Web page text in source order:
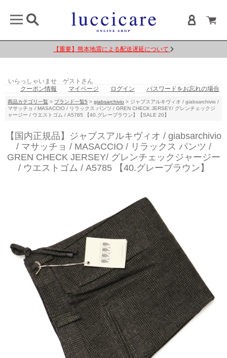
【重要】熊本地震による配送遅延について
いらっしゃいませ ゲストさん
クーポン情報
マイページ ログイン パスワードをお忘れの場合
商品カテゴリ一覧 > ブランド一覧5 > giabsarchivio > ジャブスアルキヴィオ / giabsarchivio /
マサッチョ / MASACCIO / リラックス パンツ / GREN CHECK JERSEY/ グレンチェックジ
ャージー / ウエストゴム / A5785 【40.グレーブラウン】【SALE 20】
【国内正規品】ジャブスアルキヴィオ / giabsarchivio
/ マサッチョ / MASACCIO / リラックス パンツ /
GREN CHECK JERSEY/ グレンチェックジャージー
/ ウエストゴム / A5785 【40.グレーブラウン】